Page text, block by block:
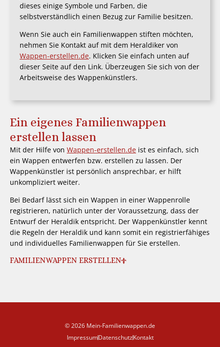
dieses einige Symbole und Farben, die
selbstverständlich einen Bezug zur Familie besitzen.
Wenn Sie auch ein Familienwappen stiften möchten,
nehmen Sie Kontakt auf mit dem Heraldiker von
Wappen-erstellen.de. Klicken Sie einfach unten auf
dieser Seite auf den Link. Überzeugen Sie sich von der
Arbeitsweise des Wappenkünstlers.
Ein eigenes Familienwappen
erstellen lassen
Mit der Hilfe von Wappen-erstellen.de ist es einfach, sich
ein Wappen entwerfen bzw. erstellen zu lassen. Der
Wappenkünstler ist persönlich ansprechbar, er hilft
unkompliziert weiter.
Bei Bedarf lässt sich ein Wappen in einer Wappenrolle
registrieren, natürlich unter der Voraussetzung, dass der
Entwurf der Heraldik entspricht. Der Wappenkünstler kennt
die Regeln der Heraldik und kann somit ein registrierfähiges
und individuelles Familienwappen für Sie erstellen.
FAMILIENWAPPEN ERSTELLEN
© 2026 Mein-Familienwappen.de
ImpressumDatenschutzKontakt